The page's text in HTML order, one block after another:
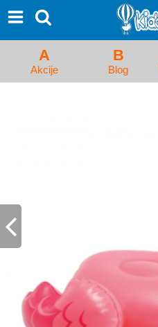
Proizvodi
Početna
Kolica za bebe i dečija kolica
Hranilice, flašice i cucle
Monitori, Ogradice i tricikli
Posteljine, vrećice i baldahini
A
Akcije
B
Blog